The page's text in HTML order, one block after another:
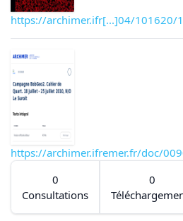
https://archimer.ifr[...]04/101620/
https://archimer.ifremer.fr/doc/
0
Consultations
0